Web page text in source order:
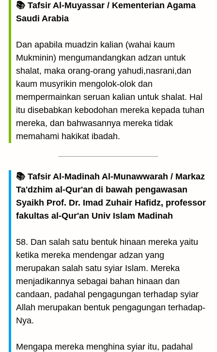
📚 Tafsir Al-Muyassar / Kementerian Agama
Saudi Arabia
Dan apabila muadzin kalian (wahai kaum
Mukminin) mengumandangkan adzan untuk
shalat, maka orang-orang yahudi,nasrani,dan
kaum musyrikin mengolok-olok dan
mempermainkan seruan kalian untuk shalat. Hal
itu disebabkan kebodohan mereka kepada tuhan
mereka, dan bahwasannya mereka tidak
memahami hakikat ibadah.
📚 Tafsir Al-Madinah Al-Munawwarah / Markaz
Ta'dzhim al-Qur'an di bawah pengawasan
Syaikh Prof. Dr. Imad Zuhair Hafidz, professor
fakultas al-Qur'an Univ Islam Madinah
58. Dan salah satu bentuk hinaan mereka yaitu
ketika mereka mendengar adzan yang
merupakan salah satu syiar Islam. Mereka
menjadikannya sebagai bahan hinaan dan
candaan, padahal pengagungan terhadap syiar
Allah merupakan bentuk pengagungan terhadap-
Nya.
Mengapa mereka menghina syiar itu, padahal